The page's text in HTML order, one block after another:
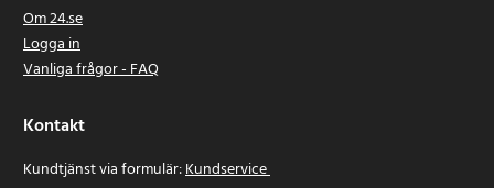
Om 24.se
Logga in
Vanliga frågor - FAQ
Kontakt
Kundtjänst via formulär:Kundservice